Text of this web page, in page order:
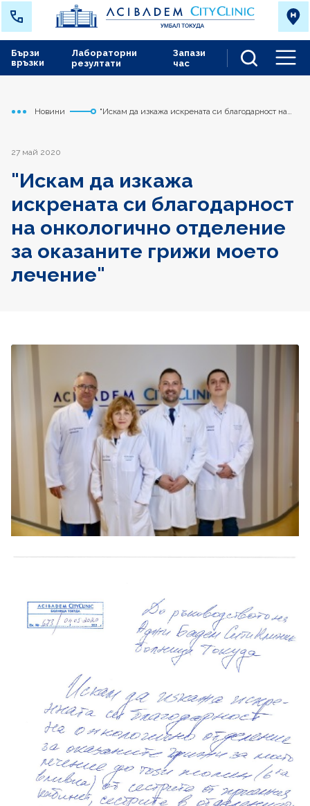
Лабораторни
резултати
Запази
час
Бързи
връзки
Начало
Токуда
Новини
"Искам да изкажа искрената си благодарност на
27 май 2020
"Искам да изкажа
искрената си благодарност
на онкологично отделение
за оказаните грижи моето
лечение"